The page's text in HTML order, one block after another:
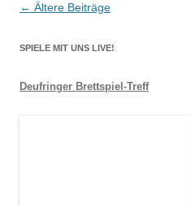
Beitragsnavigation
← Ältere Beiträge
SPIELE MIT UNS LIVE!
Deufringer Brettspiel-Treff